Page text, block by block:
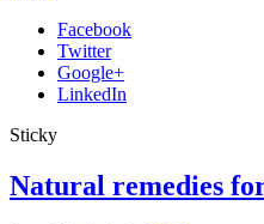
Facebook
Twitter
Google+
LinkedIn
Sticky
Natural remedies